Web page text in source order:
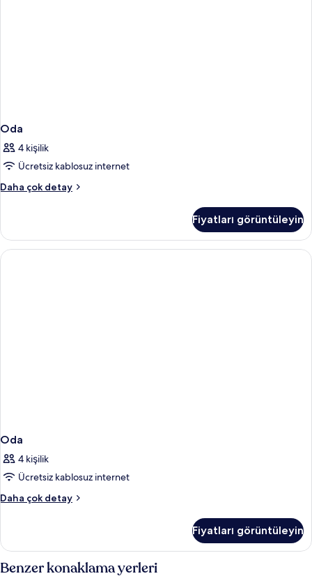
Oda
4 kişilik
Ücretsiz kablosuz internet
Daha çok detay
Oda
detay
Fiyatları görüntüleyin
Oda
4 kişilik
Ücretsiz kablosuz internet
Daha çok detay
Oda
detay
Fiyatları görüntüleyin
Benzer konaklama yerleri